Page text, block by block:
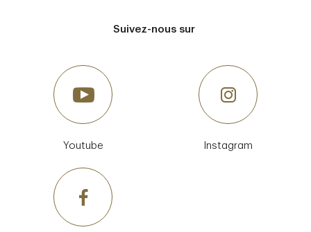
Suivez-nous sur
Youtube Instagram